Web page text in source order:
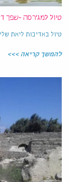
טיול למג'רסה -שפך
טיול באדיבות ליאת
להמשך קריאה >>>